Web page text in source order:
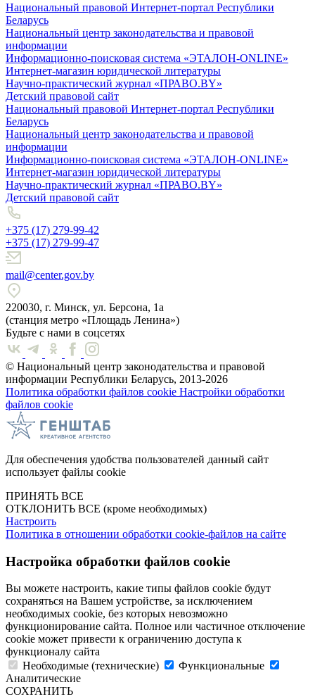
Национальный правовой Интернет-портал Республики
Беларусь
Национальный центр законодательства и правовой
информации
Информационно-поисковая система «ЭТАЛОН-ONLINE»
Интернет-магазин юридической литературы
Научно-практический журнал «ПРАВО.BY»
Детский правовой сайт
Национальный правовой Интернет-портал Республики
Беларусь
Национальный центр законодательства и правовой
информации
Информационно-поисковая система «ЭТАЛОН-ONLINE»
Интернет-магазин юридической литературы
Научно-практический журнал «ПРАВО.BY»
Детский правовой сайт
+375 (17) 279-99-42
+375 (17) 279-99-47
mail@center.gov.by
220030, г. Минск, ул. Берсона, 1а
(станция метро «Площадь Ленина»)
Будьте с нами в соцсетях
© Национальный центр законодательства и правовой
информации Республики Беларусь, 2013-2026
Политика обработки файлов cookie Настройки обработки
файлов cookie
Для обеспечения удобства пользователей данный сайт
использует файлы cookie
ПРИНЯТЬ ВСЕ
ОТКЛОНИТЬ ВСЕ (кроме необходимых)
Настроить
Политика в отношении обработки cookie-файлов на сайте
Настройка обработки файлов cookie
Вы можете настроить, какие типы файлов cookie будут
сохраняться на Вашем устройстве, за исключением
необходимых cookie, без которых невозможно
функционирование сайта. Полное или частичное отключение
cookie может привести к ограничению доступа к
функционалу сайта
Необходимые (технические)
Функциональные
Аналитические
СОХРАНИТЬ